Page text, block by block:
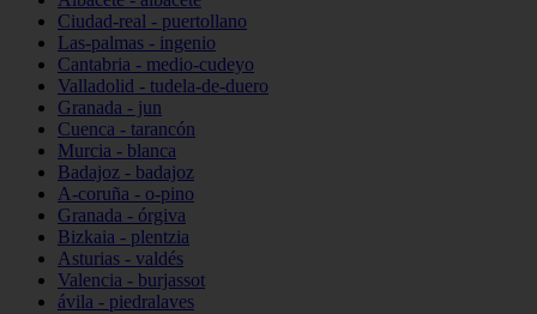
Ciudad-real - puertollano
Las-palmas - ingenio
Cantabria - medio-cudeyo
Valladolid - tudela-de-duero
Granada - jun
Cuenca - tarancón
Murcia - blanca
Badajoz - badajoz
A-coruña - o-pino
Granada - órgiva
Bizkaia - plentzia
Asturias - valdés
Valencia - burjassot
ávila - piedralaves